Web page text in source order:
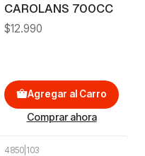
CAROLANS 700CC
$12.990
Agregar al Carro
Comprar ahora
4850 103